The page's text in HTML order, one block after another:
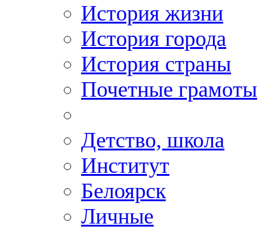
История жизни
История города
История страны
Почетные грамоты
Детство, школа
Институт
Белоярск
Личные